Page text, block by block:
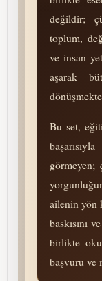
değildir;
toplum,
ve insan
aşarak
Bu set,
görmeyen;
ailenin yön
baskısını
birlikte
başvuru ve